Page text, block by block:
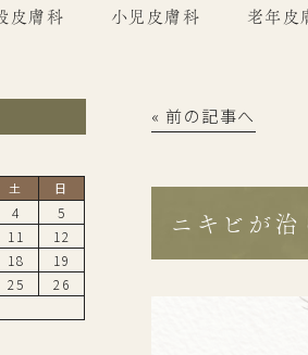
皮膚科 小児皮膚科 老年皮
« 前の記事へ
ニキビが
土 日
4
5
11
12
18
19
25
26